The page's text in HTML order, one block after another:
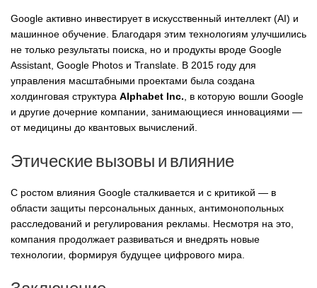
Google активно инвестирует в искусственный интеллект (AI) и
машинное обучение. Благодаря этим технологиям улучшились
не только результаты поиска, но и продукты вроде Google
Assistant, Google Photos и Translate. В 2015 году для
управления масштабными проектами была создана
холдинговая структура Alphabet Inc. , в которую вошли Google
и другие дочерние компании, занимающиеся инновациями —
от медицины до квантовых вычислений.
Этические вызовы и влияние
С ростом влияния Google сталкивается и с критикой — в
области защиты персональных данных, антимонопольных
расследований и регулирования рекламы. Несмотря на это,
компания продолжает развиваться и внедрять новые
технологии, формируя будущее цифрового мира.